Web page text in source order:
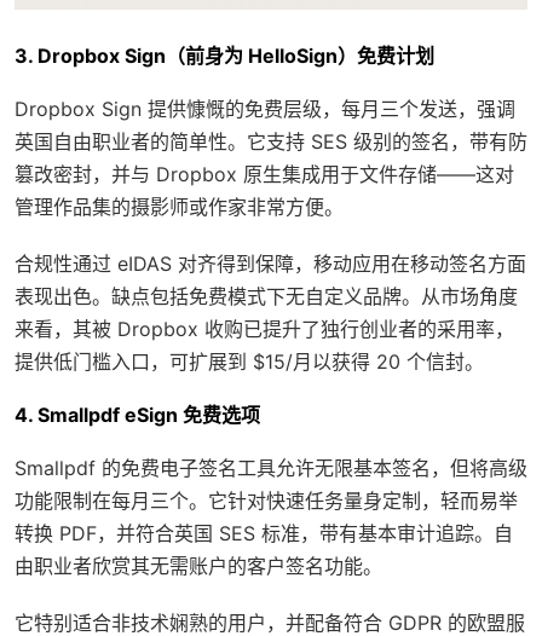
3. Dropbox Sign（前身为 HelloSign）免费计划
Dropbox Sign 提供慷慨的免费层级，每月三个发送，强调
英国自由职业者的简单性。它支持 SES 级别的签名，带有防
篡改密封，并与 Dropbox 原生集成用于文件存储——这对
管理作品集的摄影师或作家非常方便。
合规性通过 eIDAS 对齐得到保障，移动应用在移动签名方面
表现出色。缺点包括免费模式下无自定义品牌。从市场角度
来看，其被 Dropbox 收购已提升了独行创业者的采用率，
提供低门槛入口，可扩展到 $15/月以获得 20 个信封。
4. Smallpdf eSign 免费选项
Smallpdf 的免费电子签名工具允许无限基本签名，但将高级
功能限制在每月三个。它针对快速任务量身定制，轻而易举
转换 PDF，并符合英国 SES 标准，带有基本审计追踪。自
由职业者欣赏其无需账户的客户签名功能。
它特别适合非技术娴熟的用户，并配备符合 GDPR 的欧盟服